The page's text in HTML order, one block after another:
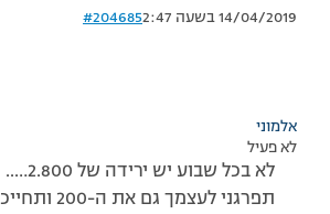
14/04/2019 בשעה 2:47 #204685
אלמוני
לא פעיל
לא בכל שבוע יש ירידה של 2.800…..
תפרגני לעצמך גם את ה-200 ותחייכי